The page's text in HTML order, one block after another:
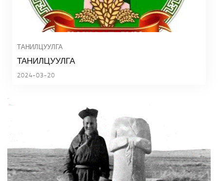
ТАНИЛЦУУЛГА
ТАНИЛЦУУЛГА
2024-03-20